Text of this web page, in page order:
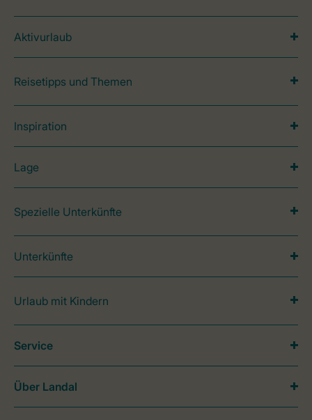
Aktivurlaub
Reisetipps und Themen
Inspiration
Lage
Spezielle Unterkünfte
Unterkünfte
Urlaub mit Kindern
Service
Über Landal